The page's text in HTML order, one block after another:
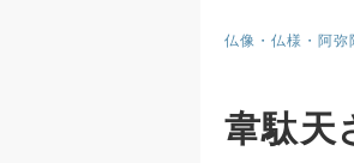
仏像・仏様・阿弥
韋駄天